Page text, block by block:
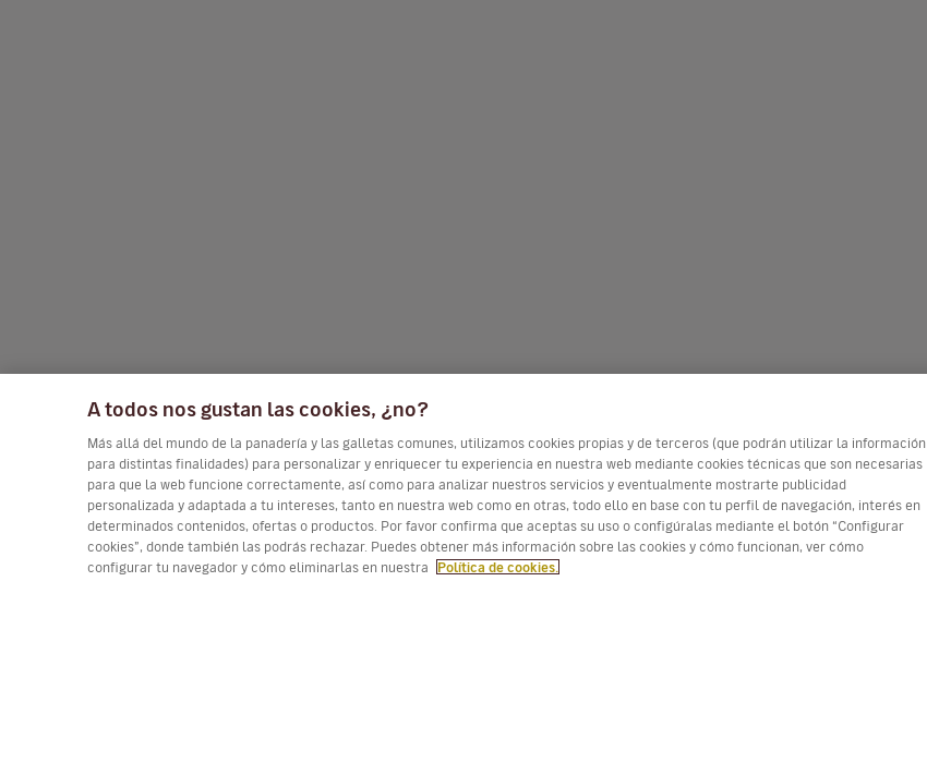
A todos nos gustan las cookies, ¿no?
Más allá del mundo de la panadería y las galletas comunes, utilizamos cookies propias y de terceros (que podrán utilizar la información
para distintas finalidades) para personalizar y enriquecer tu experiencia en nuestra web mediante cookies técnicas que son necesarias
para que la web funcione correctamente, así como para analizar nuestros servicios y eventualmente mostrarte publicidad
personalizada y adaptada a tu intereses, tanto en nuestra web como en otras, todo ello en base con tu perfil de navegación, interés en
determinados contenidos, ofertas o productos. Por favor confirma que aceptas su uso o configúralas mediante el botón “Configurar
cookies”, donde también las podrás rechazar. Puedes obtener más información sobre las cookies y cómo funcionan, ver cómo
configurar tu navegador y cómo eliminarlas en nuestra
Política de cookies.